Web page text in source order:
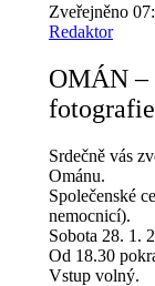
Zveřejněno
Redaktor
OMÁN –
Srdečně vás
Ománu.
Společenské
nemocnicí).
Sobota 28. 1.
Od 18.30
Vstup volný.